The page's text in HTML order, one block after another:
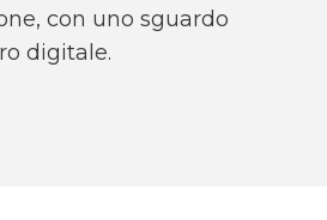
con uno sguardo
digitale.